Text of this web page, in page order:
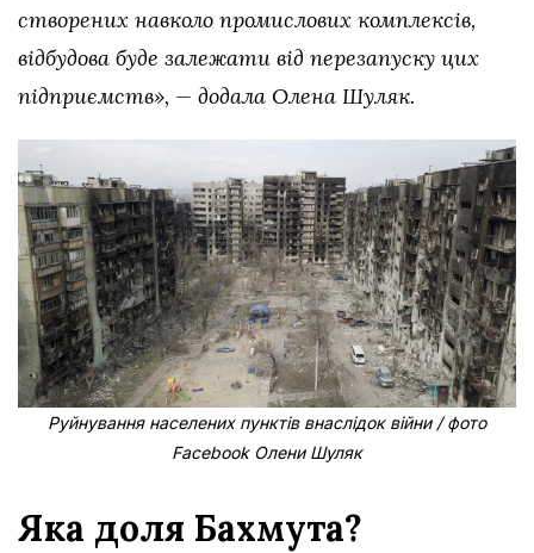
створених навколо промислових комплексів,
відбудова буде залежати від перезапуску цих
підприємств», — додала Олена Шуляк.
Руйнування населених пунктів внаслідок війни / фото
Facebook Олени Шуляк
Яка доля Бахмута?